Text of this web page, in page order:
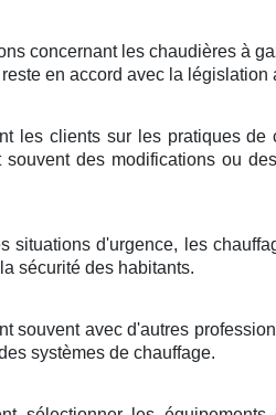
concernant les chaudières à
en accord avec la législation
les clients sur les pratiques de
des modifications ou
situations d'urgence, les
sécurité des habitants.
souvent avec d'autres
systèmes de chauffage.